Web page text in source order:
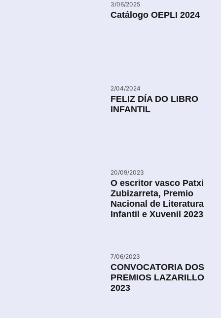
3/06/2025
Catálogo OEPLI 2024
2/04/2024
FELIZ DÍA DO LIBRO
INFANTIL
20/09/2023
O escritor vasco Patxi
Zubizarreta, Premio
Nacional de Literatura
Infantil e Xuvenil 2023
7/06/2023
CONVOCATORIA DOS
PREMIOS LAZARILLO
2023